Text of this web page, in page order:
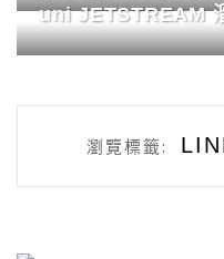
uni JETSTREAM
瀏覽標籤: